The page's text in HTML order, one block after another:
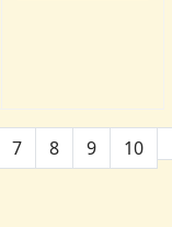
7 8 9 10